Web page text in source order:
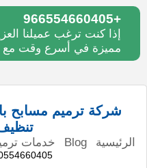
+966554660405
إذا كنت ترغب عميلنا
مميزة في أسرع وقت مع
الرئيسية Blog خدمات
0554660405 | تنظيف